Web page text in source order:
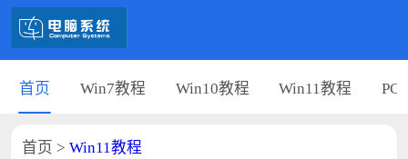
首页 Win7教程 Win10教程 Win11教程 PC
首页 > Win11教程